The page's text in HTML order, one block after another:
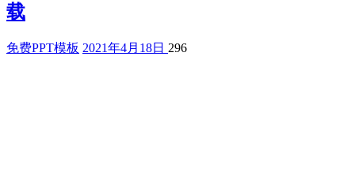
载
免费PPT模板 2021年4月18日 296